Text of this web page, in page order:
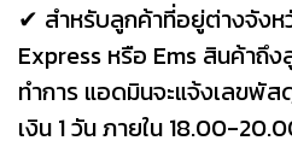
✔ สำหรับลูกค้าที่อยู่ต่างจัง
Express หรือ Ems สินค้าถึง
ทำการ แอดมินจะแจ้งเลขพั
เงิน 1 วัน ภายใน 18.00-